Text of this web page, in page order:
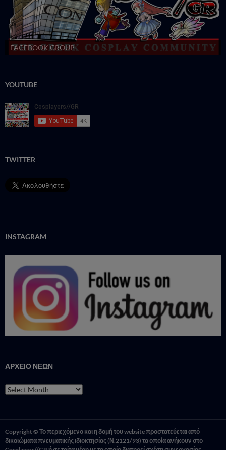
FACEBOOK GROUP
YOUTUBE
TWITTER
INSTAGRAM
ΑΡΧΕΙΟ ΝΕΩΝ
ΑΡΧΕΙΟ
ΝΕΩΝ
Copyright © Το περιεχόμενο και η δομή του website προστατεύεται από
δικαιώματα πνευματικής ιδιοκτησίας (Ν.2121/93) τα οποία ανήκουν στο